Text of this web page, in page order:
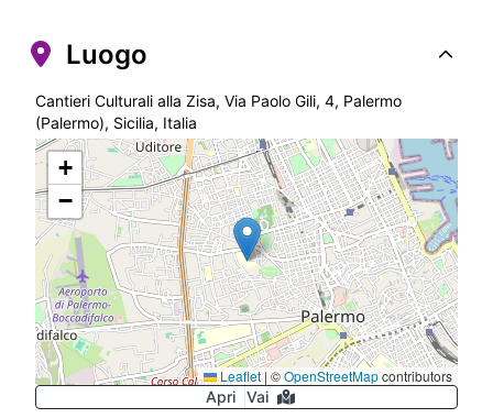
Luogo
Cantieri Culturali alla Zisa, Via Paolo Gili, 4, Palermo
(Palermo), Sicilia, Italia
+
−
Leaflet | ©OpenStreetMapcontributors
Apri
Vai